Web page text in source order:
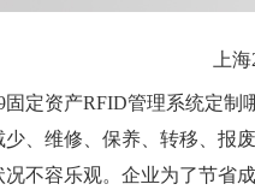
上
固定资产RFID管理系统定
少、维修、保养、转移、报
况不容乐观。企业为了节省